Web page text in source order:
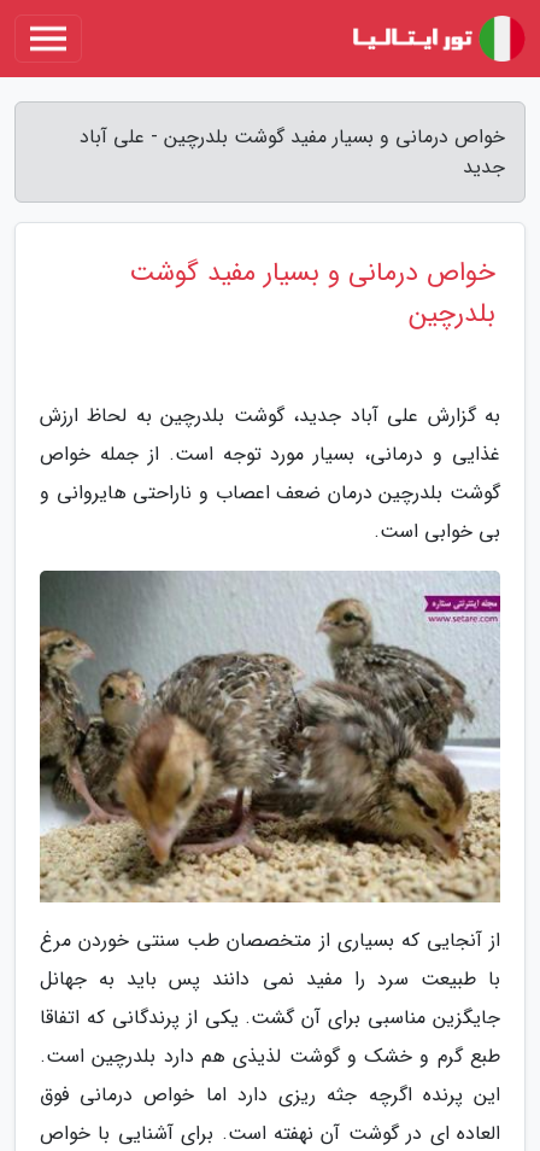
خواص درمانی و بسیار مفید گوشت بلدرچین - علی آباد
جدید
خواص درمانی و بسیار مفید گوشت
بلدرچین
به گزارش علی آباد جدید، گوشت بلدرچین به لحاظ ارزش
غذایی و درمانی، بسیار مورد توجه است. از جمله خواص
گوشت بلدرچین درمان ضعف اعصاب و ناراحتی هایروانی و
بی خوابی است.
از آنجایی که بسیاری از متخصصان طب سنتی خوردن مرغ
با طبیعت سرد را مفید نمی دانند پس باید به جهانل
جایگزین مناسبی برای آن گشت. یکی از پرندگانی که اتفاقا
طبع گرم و خشک و گوشت لذیذی هم دارد بلدرچین است.
این پرنده اگرچه جثه ریزی دارد اما خواص درمانی فوق
العاده ای در گوشت آن نهفته است. برای آشنایی با خواص